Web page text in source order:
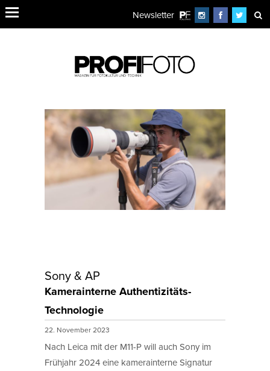
Newsletter
Sony & AP
Kamerainterne Authentizitäts-
Technologie
22. November 2023
Nach Leica mit der M11-P will auch Sony im
Frühjahr 2024 eine kamerainterne Signatur